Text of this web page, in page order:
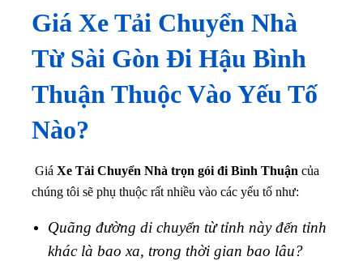
Giá Xe Tải Chuyển Nhà
Từ Sài Gòn Đi Hậu Bình
Thuận Thuộc Vào Yếu Tố
Nào?
Giá Xe Tải Chuyển Nhà trọn gói đi Bình Thuận của
chúng tôi sẽ phụ thuộc rất nhiều vào các yếu tố như:
Quãng đường di chuyển từ tỉnh này đến tỉnh
khác là bao xa, trong thời gian bao lâu?